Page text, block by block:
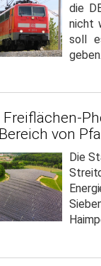
die
nicht
soll
geben.
Freiflächen-
Bereich von
Die